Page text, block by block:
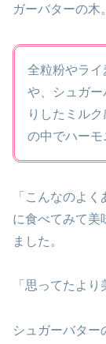
ガーバターの木。
全粒粉やラ
や、シュガー
りしたミル
の中でハーモ
「こんなのよ
に食べてみて美
ました。
「思ってたよ
シュガーバター